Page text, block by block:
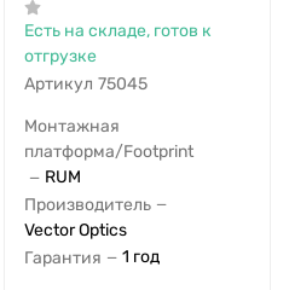
Есть на складе, готов к
отгрузке
Артикул 75045
Монтажная
платформа/Footprint
— RUM
Производитель —
Vector Optics
Гарантия — 1 год